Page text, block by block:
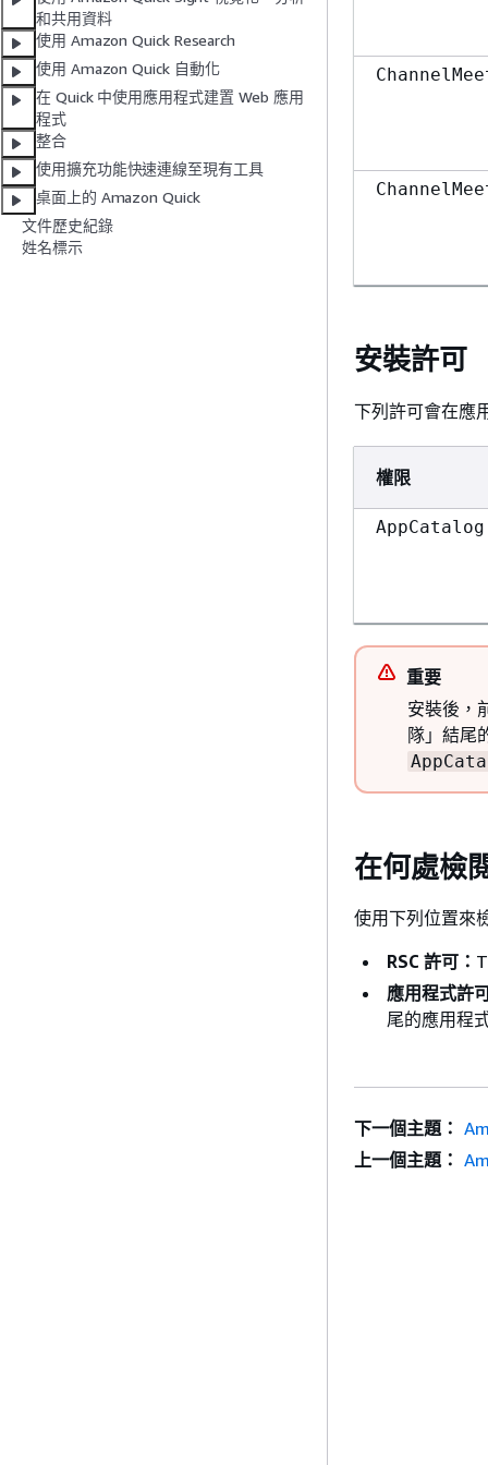
和共用資料
使用 Amazon Quick Research
使用 Amazon Quick 自動化
在 Quick 中使用應用程式建置 Web 應用
程式
整合
使用擴充功能快速連線至現有工具
桌面上的 Amazon Quick
文件歷史紀錄
姓名標示
安裝許可
下列許可會在應
權限
重要
安裝後，
隊」結尾
在何處檢
使用下列位置來
RSC 許可：
應用程式許
尾的應用程
下一個主題：
上一個主題：